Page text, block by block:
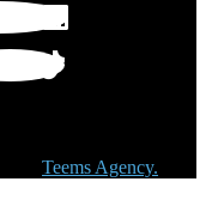
Teems Agency.